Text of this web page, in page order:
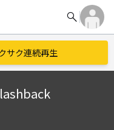
search
サク連続再生